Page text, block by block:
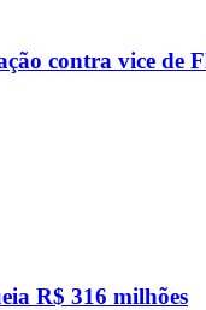
contra vice de
R$ 316 milhões